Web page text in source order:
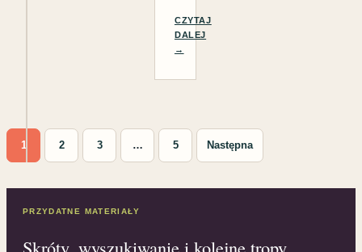
CZYTAJ
DALEJ
→
Stronicowanie wpisów
1 2 3 … 5 Następna
PRZYDATNE MATERIAŁY